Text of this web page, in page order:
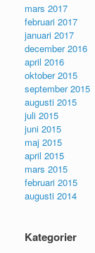
mars 2017
februari 2017
januari 2017
december 2016
april 2016
oktober 2015
september 2015
augusti 2015
juli 2015
juni 2015
maj 2015
april 2015
mars 2015
februari 2015
augusti 2014
Kategorier